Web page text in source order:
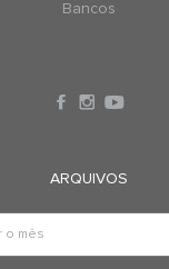
Bancos
ARQUIVOS